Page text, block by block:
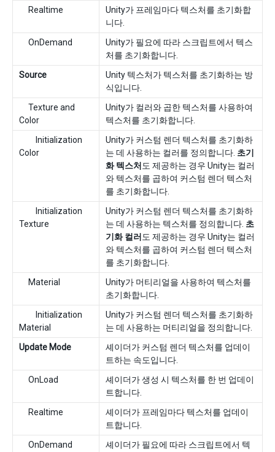
Realtime
Unity가 프레임마다 텍스처를 초기화합
니다.
OnDemand
Unity가 필요에 따라 스크립트에서 텍스
처를 초기화합니다.
Source
Unity 텍스처가 텍스처를 초기화하는 방
식입니다.
Texture and
Color
Unity가 컬러와 곱한 텍스처를 사용하여
텍스처를 초기화합니다.
Initialization
Color
Unity가 커스텀 렌더 텍스처를 초기화하
는 데 사용하는 컬러를 정의합니다. 초기
화 텍스처 도 제공하는 경우 Unity는 컬러
와 텍스처를 곱하여 커스텀 렌더 텍스처
를 초기화합니다.
Initialization
Texture
Unity가 커스텀 렌더 텍스처를 초기화하
는 데 사용하는 텍스처를 정의합니다. 초
기화 컬러 도 제공하는 경우 Unity는 컬러
와 텍스처를 곱하여 커스텀 렌더 텍스처
를 초기화합니다.
Material
Unity가 머티리얼을 사용하여 텍스처를
초기화합니다.
Initialization
Material
Unity가 커스텀 렌더 텍스처를 초기화하
는 데 사용하는 머티리얼을 정의합니다.
Update Mode
셰이더가 커스텀 렌더 텍스처를 업데이
트하는 속도입니다.
OnLoad
셰이더가 생성 시 텍스처를 한 번 업데이
트합니다.
Realtime
셰이더가 프레임마다 텍스처를 업데이
트합니다.
OnDemand
셰이더가 필요에 따라 스크립트에서 텍